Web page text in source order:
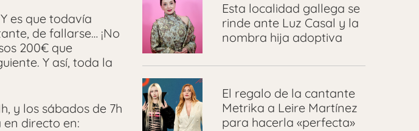
es que todavía
de fallarse… ¡No
200€ que
Y así, toda la
y los sábados de 7h
directo en:
Esta localidad gallega se
rinde ante Luz Casal y la
nombra hija adoptiva
El regalo de la cantante
Metrika a Leire Martínez
para hacerla «perfecta»